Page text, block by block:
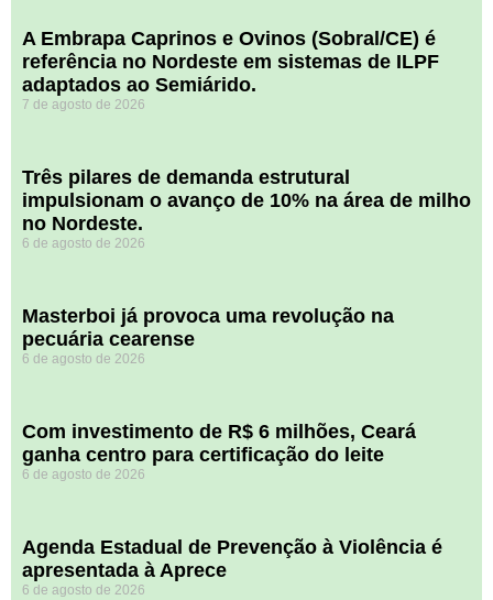
A Embrapa Caprinos e Ovinos (Sobral/CE) é
referência no Nordeste em sistemas de ILPF
adaptados ao Semiárido.
7 de agosto de 2026
​Três pilares de demanda estrutural
impulsionam o avanço de 10% na área de milho
no Nordeste.
6 de agosto de 2026
Masterboi já provoca uma revolução na
pecuária cearense
6 de agosto de 2026
Com investimento de R$ 6 milhões, Ceará
ganha centro para certificação do leite
6 de agosto de 2026
Agenda Estadual de Prevenção à Violência é
apresentada à Aprece
6 de agosto de 2026